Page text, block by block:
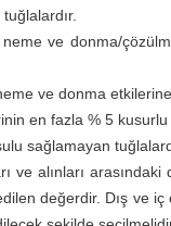
ve donma/
ve donma
en fazla % 5
sağlamayan
ve alınları
değerdir. Dış ve iç